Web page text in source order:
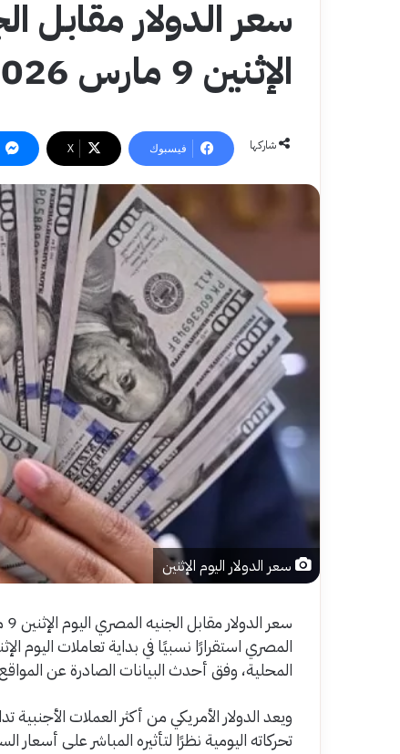
سعر الدولار مقابل
الإثنين 9 مارس 2026 في البنوك
شاركها فيسبوك ‫X
سعر الدولار اليوم الإثنين
المحلية، وفق أحدث البيانات الصادرة عن
ويعد الدولار الأمريكي من أكثر العملات
تحركاته اليومية نظرًا لتأثيره المباشر على أسعار